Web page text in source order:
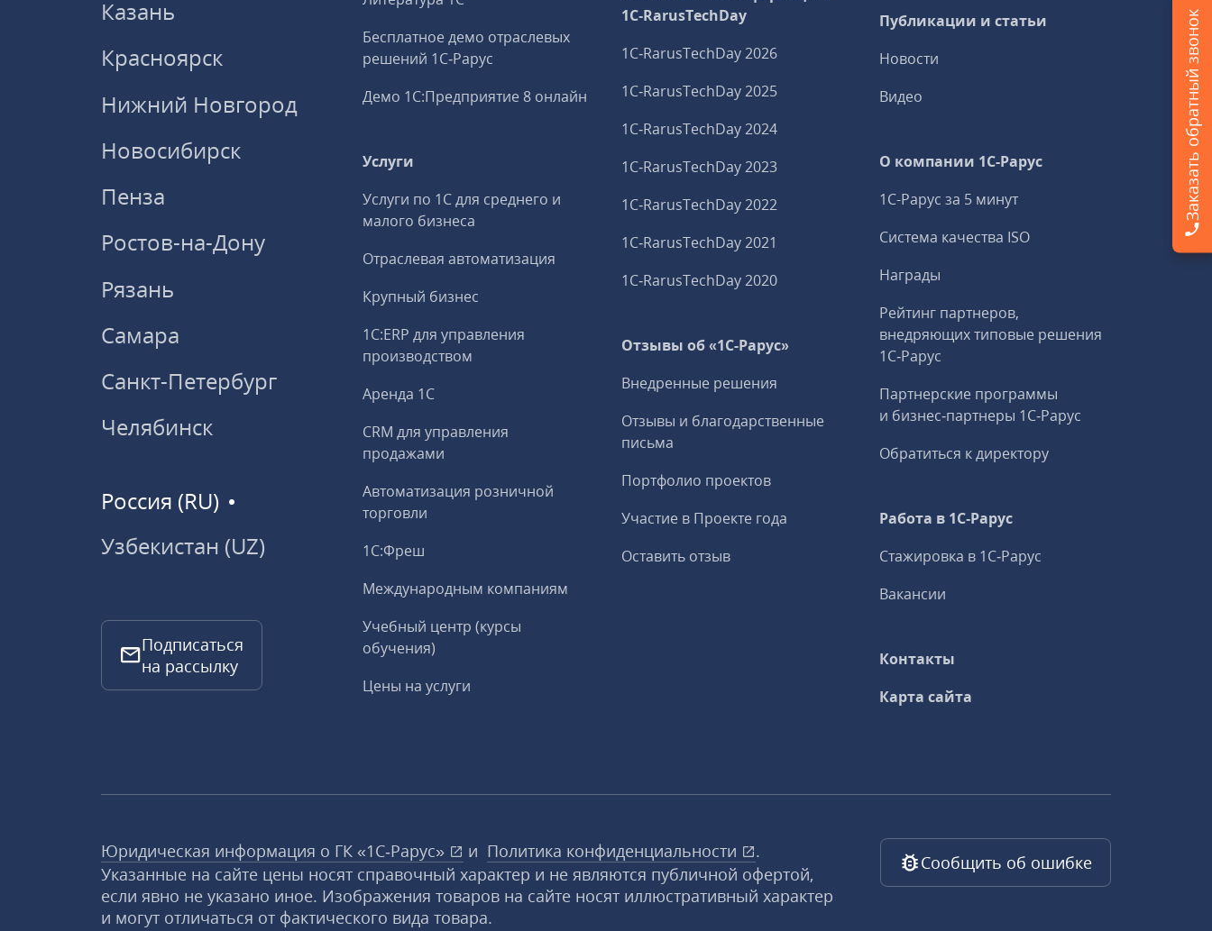
Казань
Красноярск
Нижний Новгород
Новосибирск
Пенза
Ростов-на-Дону
Рязань
Самара
Санкт-Петербург
Челябинск
Россия (RU)
Узбекистан (UZ)
Подписаться
на рассылку
Бесплатное демо отраслевых
решений 1С‑Рарус
Демо 1С:Предприятие 8 онлайн
Услуги
Услуги по 1С для среднего и
малого бизнеса
Отраслевая автоматизация
Крупный бизнес
1С:ERP для управления
производством
Аренда 1С
CRM для управления
продажами
Автоматизация розничной
торговли
1С:Фреш
Международным компаниям
Учебный центр (курсы
обучения)
Цены на услуги
1C‑RarusTechDay
1C‑RarusTechDay 2026
1C‑RarusTechDay 2025
1C‑RarusTechDay 2024
1C‑RarusTechDay 2023
1C‑RarusTechDay 2022
1C‑RarusTechDay 2021
1C‑RarusTechDay 2020
Отзывы об «1С-Рарус»
Внедренные решения
Отзывы и благодарственные
письма
Портфолио проектов
Участие в Проекте года
Оставить отзыв
Публикации и статьи
Новости
Видео
О компании 1C-Рарус
1С-Рарус за 5 минут
Система качества ISO
Награды
Рейтинг партнеров,
внедряющих типовые решения
1С‑Рарус
Партнерские программы
и бизнес‑партнеры 1С‑Рарус
Обратиться к директору
Работа в 1С‑Рарус
Стажировка в 1С‑Рарус
Вакансии
Контакты
Карта сайта
Юридическая информация о ГК «1С‑Рарус» и Политика конфиденциальности
.
Указанные на сайте цены носят справочный характер и не являются публичной офертой,
если явно не указано иное. Изображения товаров на сайте носят иллюстративный характер
и могут отличаться от фактического вида товара.
Сообщить об ошибке
Заказать обратный звонок